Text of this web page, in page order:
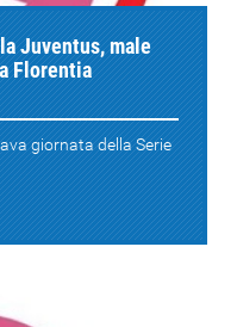
Juventus, male
Florentia
giornata della Serie